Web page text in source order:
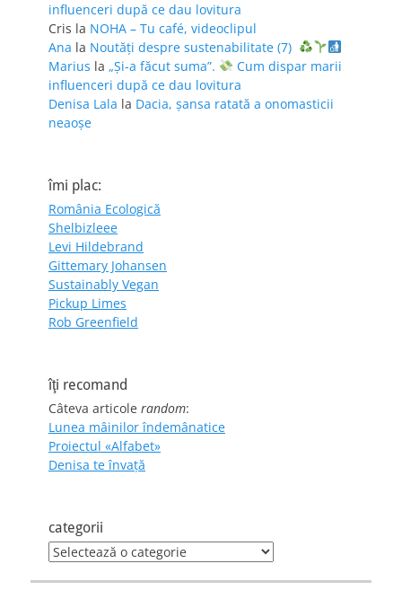
influenceri după ce dau lovitura
Cris la NOHA – Tu café, videoclipul
Ana la Noutăți despre sustenabilitate (7)
Marius la „Și-a făcut suma”.
Cum dispar marii
influenceri după ce dau lovitura
Denisa Lala la Dacia, șansa ratată a onomasticii
neaoșe
îmi plac:
România Ecologică
Shelbizleee
Levi Hildebrand
Gittemary Johansen
Sustainably Vegan
Pickup Limes
Rob Greenfield
îţi recomand
Câteva articole random:
Lunea mâinilor îndemânatice
Proiectul «Alfabet»
Denisa te învaţă
categorii
categorii